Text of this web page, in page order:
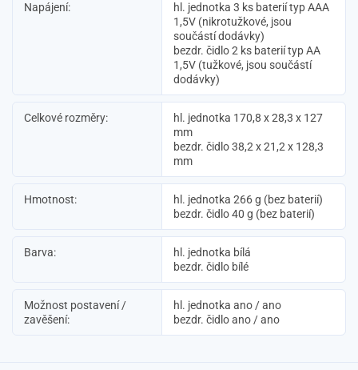
Napájení:
hl. jednotka 3 ks baterií typ AAA
1,5V (nikrotužkové, jsou
součástí dodávky)
bezdr. čidlo 2 ks baterií typ AA
1,5V (tužkové, jsou součástí
dodávky)
Celkové rozměry:
hl. jednotka 170,8 x 28,3 x 127
mm
bezdr. čidlo 38,2 x 21,2 x 128,3
mm
Hmotnost:
hl. jednotka 266 g (bez baterií)
bezdr. čidlo 40 g (bez baterií)
Barva:
hl. jednotka bílá
bezdr. čidlo bílé
Možnost postavení /
zavěšení:
hl. jednotka ano / ano
bezdr. čidlo ano / ano